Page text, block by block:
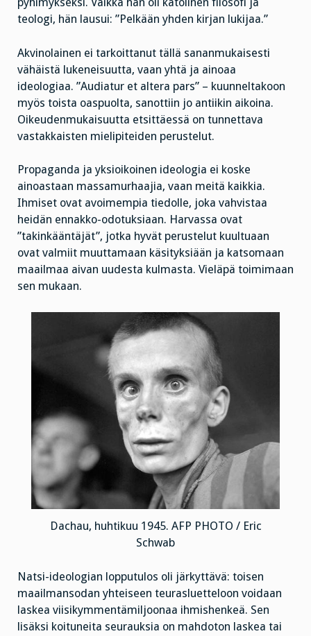
teologi, hän lausui: ”Pelkään yhden kirjan lukijaa.”
Akvinolainen ei tarkoittanut tällä sananmukaisesti
vähäistä lukeneisuutta, vaan yhtä ja ainoaa
ideologiaa. ”Audiatur et altera pars” – kuunneltakoon
myös toista oaspuolta, sanottiin jo antiikin aikoina.
Oikeudenmukaisuutta etsittäessä on tunnettava
vastakkaisten mielipiteiden perustelut.
Propaganda ja yksioikoinen ideologia ei koske
ainoastaan massamurhaajia, vaan meitä kaikkia.
Ihmiset ovat avoimempia tiedolle, joka vahvistaa
heidän ennakko-odotuksiaan. Harvassa ovat
”takinkääntäjät”, jotka hyvät perustelut kuultuaan
ovat valmiit muuttamaan käsityksiään ja katsomaan
maailmaa aivan uudesta kulmasta. Vieläpä toimimaan
sen mukaan.
Dachau, huhtikuu 1945. AFP PHOTO / Eric
Schwab
Natsi-ideologian lopputulos oli järkyttävä: toisen
maailmansodan yhteiseen teurasluetteloon voidaan
laskea viisikymmentämiljoonaa ihmishenkeä. Sen
lisäksi koituneita seurauksia on mahdoton laskea tai